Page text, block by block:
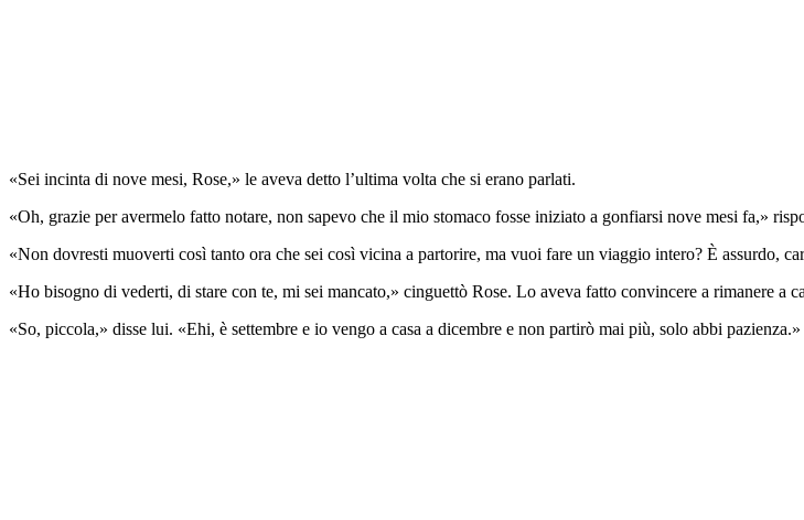
«Sei incinta di nove mesi, Rose,» le aveva detto l’ultima volta che si erano parlati.
«Oh, grazie per avermelo fatto notare, non sapevo che il mio stomaco fosse iniziato a gonfiarsi nove mesi fa,»
«Non dovresti muoverti così tanto ora che sei così vicina a partorire, ma vuoi fare un viaggio intero? È assurdo,
«Ho bisogno di vederti, di stare con te, mi sei mancato,» cinguettò Rose. Lo aveva fatto convincere a rimanere a
«So, piccola,» disse lui. «Ehi, è settembre e io vengo a casa a dicembre e non partirò mai più, solo abbi pazienza.»